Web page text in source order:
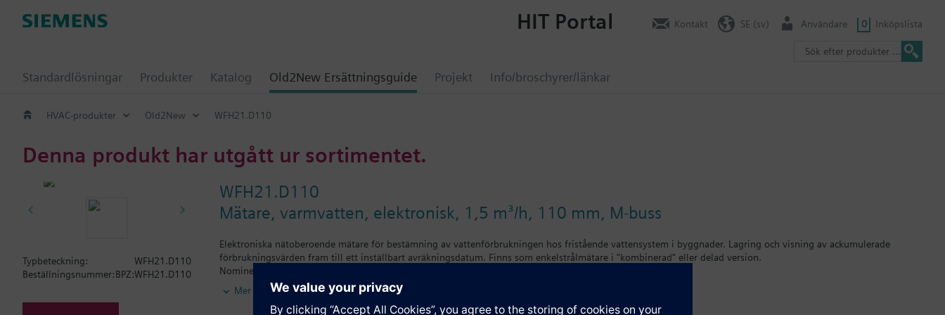
Standardlösningar Produkter Katalog Old2New Ersättningsguide Projekt Info/broschyrer/länkar
HIT Portal Kontakt SE (sv) Användare 0 Inköpslista
HVAC-produkter Old2New WFH21.D110
Denna produkt har utgått ur sortimentet.
WFH21.D110
Mätare, varmvatten, elektronisk, 1,5 m³/h, 110 mm, M-buss
Elektroniska nätoberoende mätare för bestämning av vattenförbrukningen hos fristående vattensystem i byggnader. Lagring och visning av ackumulerade
förbrukningsvärden fram till ett inställbart avräkningsdatum. Finns som enkelstrålmätare i "kombinerad" eller delad version.
Nominella flöden för enkelstrålmätare 1,5 m³/h eller 2,5 m³/h.
Den elektroniska Siemeca vattenmätaren är en komponent som ingår i Siemeca AMR-systemet och Siemeca M-bussmätsystemet.
Denna typ av anläggning används i:
Mer
Typbeteckning:
WFH21.D110
Beställningsnummer:BPZ:WFH21.D110